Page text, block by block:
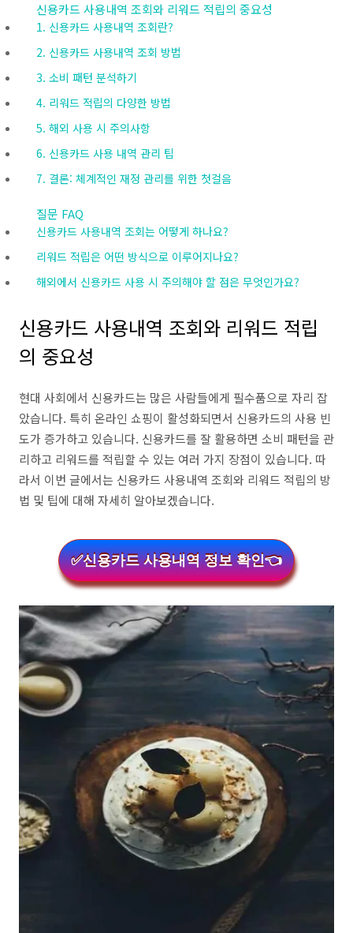
신용카드 사용내역 조회와 리워드 적립의 중요성
1. 신용카드 사용내역 조회란?
2. 신용카드 사용내역 조회 방법
3. 소비 패턴 분석하기
4. 리워드 적립의 다양한 방법
5. 해외 사용 시 주의사항
6. 신용카드 사용 내역 관리 팁
7. 결론: 체계적인 재정 관리를 위한 첫걸음
질문 FAQ
신용카드 사용내역 조회는 어떻게 하나요?
리워드 적립은 어떤 방식으로 이루어지나요?
해외에서 신용카드 사용 시 주의해야 할 점은 무엇인가요?
신용카드 사용내역 조회와 리워드 적립
의 중요성
현대 사회에서 신용카드는 많은 사람들에게 필수품으로 자리 잡
았습니다. 특히 온라인 쇼핑이 활성화되면서 신용카드의 사용 빈
도가 증가하고 있습니다. 신용카드를 잘 활용하면 소비 패턴을 관
리하고 리워드를 적립할 수 있는 여러 가지 장점이 있습니다. 따
라서 이번 글에서는 신용카드 사용내역 조회와 리워드 적립의 방
법 및 팁에 대해 자세히 알아보겠습니다.
✅신용카드 사용내역 정보 확인👈